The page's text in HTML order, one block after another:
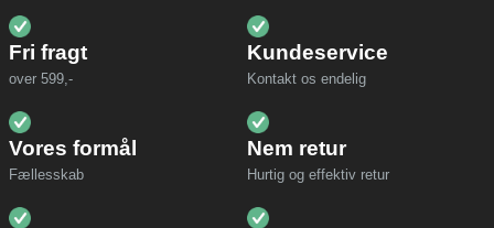
Fri fragt
over 599,-
Kundeservice
Kontakt os endelig
Vores formål
Fællesskab
Nem retur
Hurtig og effektiv retur